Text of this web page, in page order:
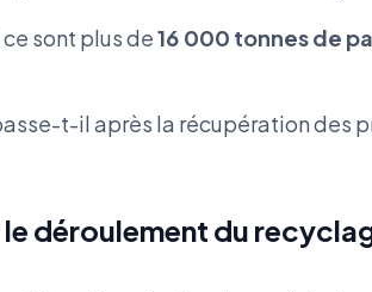
sont plus de16 000 tonnes de
t-il après la récupération des
le déroulement du